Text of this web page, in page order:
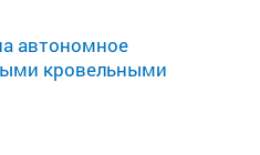
автономное
кровельными